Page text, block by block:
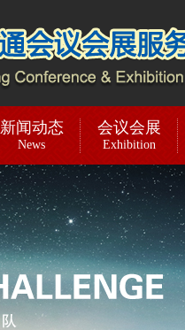
新闻动态
News
会议会展
Exhibition